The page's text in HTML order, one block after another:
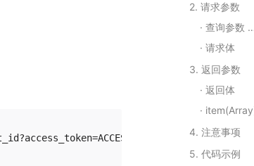
2. 请求参数
查询参数 Query String Parameters
请求体
3. 返回参数
返回体
4. 注意事项
5. 代码示例